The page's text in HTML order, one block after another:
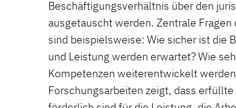
Beschäftigungsverhältnis über den
ausgetauscht werden. Zentrale
sind beispielsweise: Wie sicher ist die
und Leistung werden erwartet? Wie
Kompetenzen weiterentwickelt
Forschungsarbeiten zeigt, dass